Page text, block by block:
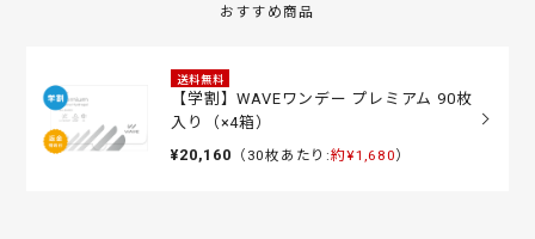
おすすめ商品
送料無料
【学割】WAVEワンデー プレミアム 90枚
入り（×4箱）
¥20,160 （30枚あたり:約¥1,680）